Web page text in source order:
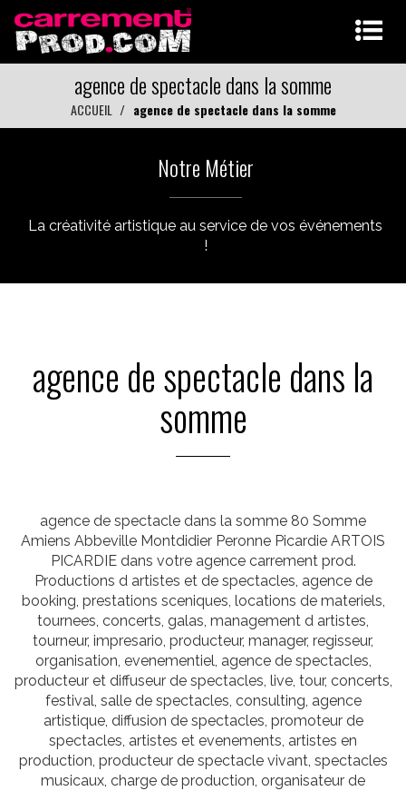
agence de spectacle dans la somme
ACCUEIL agence de spectacle dans la somme
Notre Métier
La créativité artistique au service de vos événements
!
agence de spectacle dans la
somme
agence de spectacle dans la somme 80 Somme
Amiens Abbeville Montdidier Peronne Picardie ARTOIS
PICARDIE dans votre agence carrement prod.
Productions d artistes et de spectacles, agence de
booking, prestations sceniques, locations de materiels,
tournees, concerts, galas, management d artistes,
tourneur, impresario, producteur, manager, regisseur,
organisation, evenementiel, agence de spectacles,
producteur et diffuseur de spectacles, live, tour, concerts,
festival, salle de spectacles, consulting, agence
artistique, diffusion de spectacles, promoteur de
spectacles, artistes et evenements, artistes en
production, producteur de spectacle vivant, spectacles
musicaux, charge de production, organisateur de